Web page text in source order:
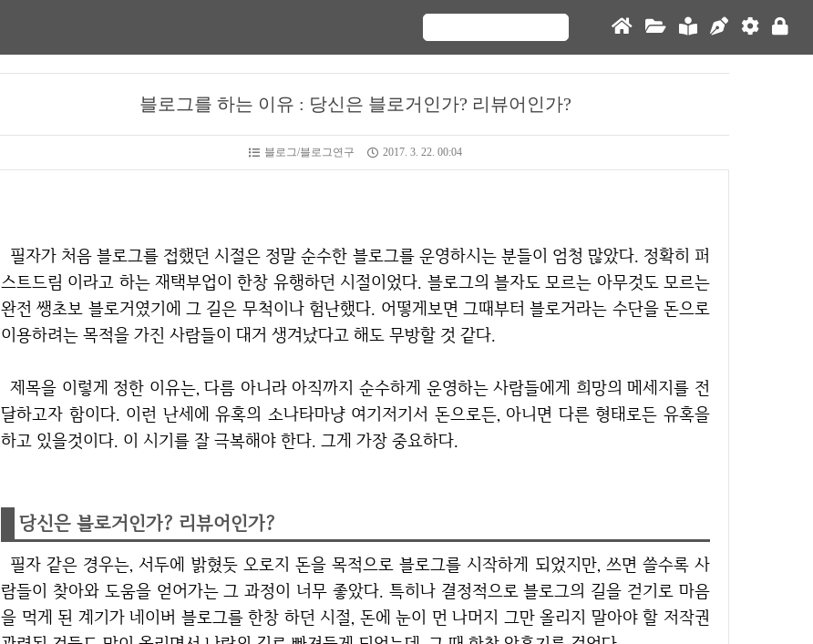
블로그를 하는 이유 : 당신은 블로거인가? 리뷰어인가?
블로그/블로그연구 2017. 3. 22. 00:04
필자가 처음 블로그를 접했던 시절은 정말 순수한 블로그를 운영하시는 분들이 엄청 많았다. 정확히 퍼
스트드림 이라고 하는 재택부업이 한창 유행하던 시절이었다. 블로그의 블자도 모르는 아무것도 모르는
완전 쌩초보 블로거였기에 그 길은 무척이나 험난했다. 어떻게보면 그때부터 블로거라는 수단을 돈으로
이용하려는 목적을 가진 사람들이 대거 생겨났다고 해도 무방할 것 같다.
제목을 이렇게 정한 이유는, 다름 아니라 아직까지 순수하게 운영하는 사람들에게 희망의 메세지를 전
달하고자 함이다. 이런 난세에 유혹의 소나타마냥 여기저기서 돈으로든, 아니면 다른 형태로든 유혹을
하고 있을것이다. 이 시기를 잘 극복해야 한다. 그게 가장 중요하다.
당신은 블로거인가? 리뷰어인가?
필자 같은 경우는, 서두에 밝혔듯 오로지 돈을 목적으로 블로그를 시작하게 되었지만, 쓰면 쓸수록 사
람들이 찾아와 도움을 얻어가는 그 과정이 너무 좋았다. 특히나 결정적으로 블로그의 길을 걷기로 마음
을 먹게 된 계기가 네이버 블로그를 한창 하던 시절, 돈에 눈이 먼 나머지 그만 올리지 말아야 할 저작권